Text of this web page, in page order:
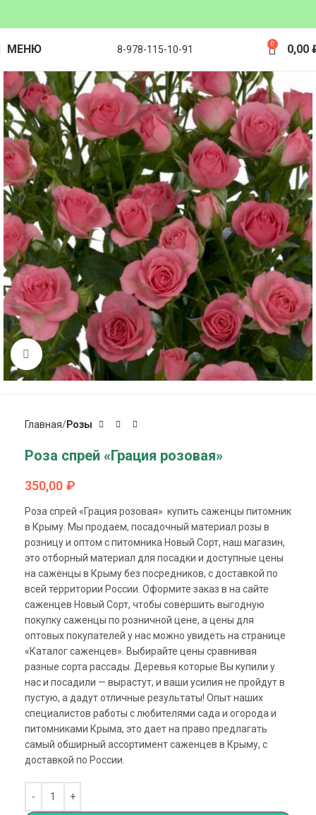
МЕНЮ 8-978-115-10-91 0 0,00
Click to enlarge
Главная Розы
Роза спрей «Грация розовая»
350,00 ₽
Роза спрей «Грация розовая» купить саженцы питомник
в Крыму. Мы продаем, посадочный материал розы в
розницу и оптом с питомника Новый Сорт, наш магазин,
это отборный материал для посадки и доступные цены
на саженцы в Крыму без посредников, с доставкой по
всей территории России. Оформите заказ в на сайте
саженцев Новый Сорт, чтобы совершить выгодную
покупку саженцы по розничной цене, а цены для
оптовых покупателей у нас можно увидеть на странице
«Каталог саженцев». Выбирайте цены сравнивая
разные сорта рассады. Деревья которые Вы купили у
нас и посадили — вырастут, и ваши усилия не пройдут в
пустую, а дадут отличные результаты! Опыт наших
специалистов работы с любителями сада и огорода и
питомниками Крыма, это дает на право предлагать
самый обширный ассортимент саженцев в Крыму, с
доставкой по России.